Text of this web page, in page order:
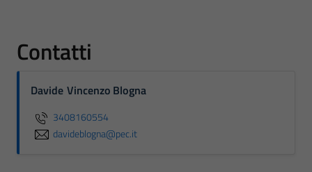
Contatti
Davide Vincenzo Blogna
3408160554
davideblogna@pec.it